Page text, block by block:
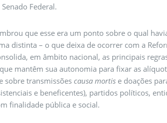
Federal.
que esse era um ponto sobre o qual
distinta – o que deixa de ocorrer com a
em âmbito nacional, as principais
mantêm sua autonomia para fixar as
sobre transmissõescausa mortis e doações
e beneficentes), partidos políticos,
finalidade pública e social.